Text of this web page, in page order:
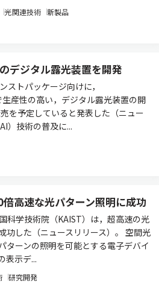
光関連技術 新製品
デジタル露光装置を開発
ストパッケージ向けに，
産性の高い，デジタル露光装置の開
を予定していると発表した（ニュー
）技術の普及に...
高速な光パターン照明に成功
科学技術院（KAIST）は，超高速の光
功した（ニュースリリース）。 空間光
ターンの照明を可能とする電子デバイ
表示デ...
研究開発